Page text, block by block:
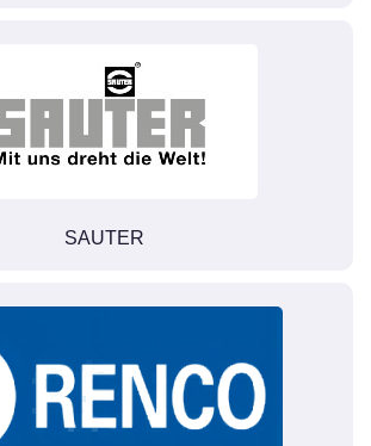
SAUTER